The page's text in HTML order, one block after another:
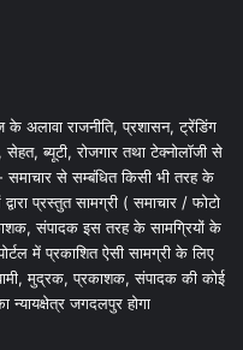
के अलावा राजनीति, प्रशासन, ट्रेंडिंग
ब्यूटी, रोजगार तथा टेक्नोलॉजी से
से सम्बंधित किसी भी तरह के
प्रस्तुत सामग्री ( समाचार / फोटो
संपादक इस तरह के सामग्रियों के
में प्रकाशित ऐसी सामग्री के लिए
मुद्रक, प्रकाशक, संपादक की कोई
न्यायक्षेत्र जगदलपुर होगा